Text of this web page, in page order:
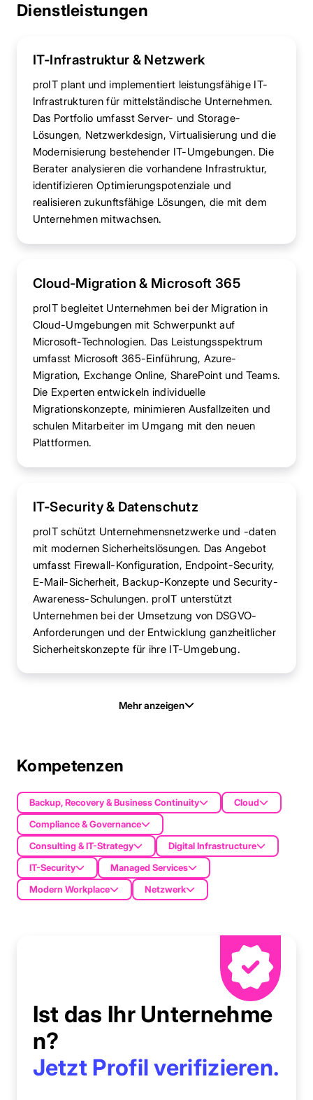
Dienstleistungen
IT-Infrastruktur & Netzwerk
proIT plant und implementiert leistungsfähige IT-
Infrastrukturen für mittelständische Unternehmen.
Das Portfolio umfasst Server- und Storage-
Lösungen, Netzwerkdesign, Virtualisierung und die
Modernisierung bestehender IT-Umgebungen. Die
Berater analysieren die vorhandene Infrastruktur,
identifizieren Optimierungspotenziale und
realisieren zukunftsfähige Lösungen, die mit dem
Unternehmen mitwachsen.
Cloud-Migration & Microsoft 365
proIT begleitet Unternehmen bei der Migration in
Cloud-Umgebungen mit Schwerpunkt auf
Microsoft-Technologien. Das Leistungsspektrum
umfasst Microsoft 365-Einführung, Azure-
Migration, Exchange Online, SharePoint und Teams.
Die Experten entwickeln individuelle
Migrationskonzepte, minimieren Ausfallzeiten und
schulen Mitarbeiter im Umgang mit den neuen
Plattformen.
IT-Security & Datenschutz
proIT schützt Unternehmensnetzwerke und -daten
mit modernen Sicherheitslösungen. Das Angebot
umfasst Firewall-Konfiguration, Endpoint-Security,
E-Mail-Sicherheit, Backup-Konzepte und Security-
Awareness-Schulungen. proIT unterstützt
Unternehmen bei der Umsetzung von DSGVO-
Anforderungen und der Entwicklung ganzheitlicher
Sicherheitskonzepte für ihre IT-Umgebung.
Mehr anzeigen
Kompetenzen
Backup, Recovery & Business Continuity
Cloud
Compliance & Governance
Consulting & IT-Strategy
Digital Infrastructure
IT-Security
Managed Services
Modern Workplace
Netzwerk
Ist das Ihr Unternehme
n?
Jetzt Profil verifizieren.